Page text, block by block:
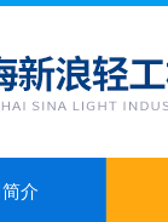
介